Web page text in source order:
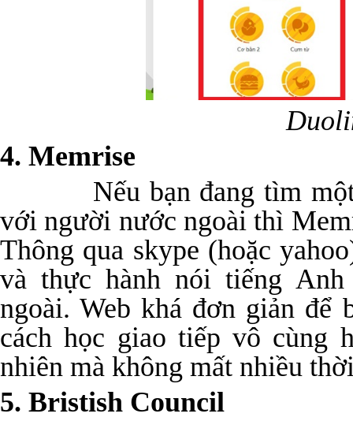
4. Memrise
Nếu bạn đang tìm một
với người nước ngoài thì
Thông qua skype (hoặc
và thực hành nói tiếng
ngoài. Web khá đơn giản để
cách học giao tiếp vô cùng
nhiên mà không mất nhiều
5. Bristish Council